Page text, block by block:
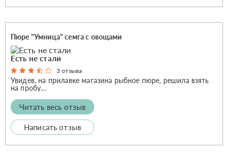
Пюре "Умница" семга с овощами
Есть не стали
3 отзыва
Увидев, на прилавке магазина рыбное пюре, решила взять
на пробу...
Читать весь отзыв
Написать отзыв